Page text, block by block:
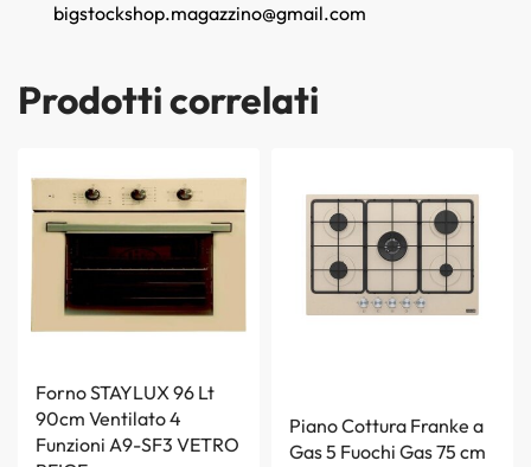
bigstockshop.magazzino@gmail.com
Prodotti correlati
Forno STAYLUX 96 Lt
90cm Ventilato 4
Funzioni A9-SF3 VETRO
Piano Cottura Franke a
Gas 5 Fuochi Gas 75 cm